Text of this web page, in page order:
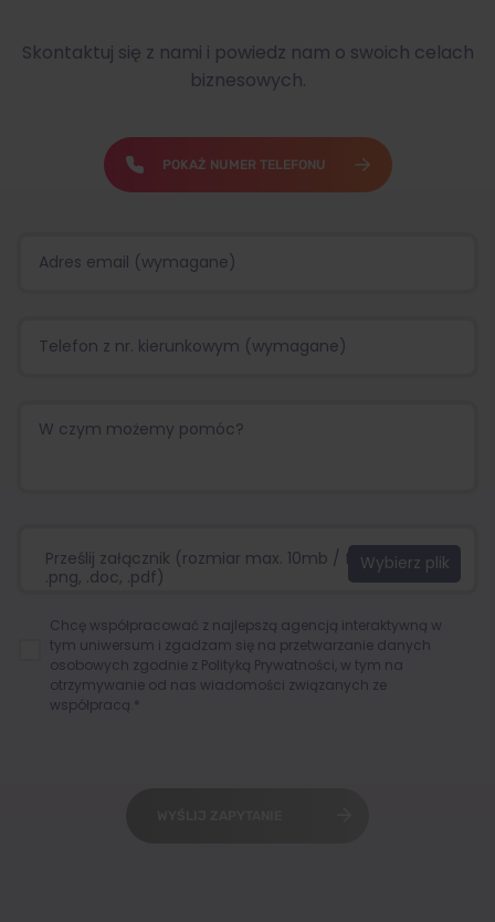
Skontaktuj się z nami i powiedz nam o swoich celach
biznesowych.
POKAŻ NUMER TELEFONU
Prześlij załącznik (rozmiar max. 10mb / format:.jpg,
.png, .doc, .pdf)
Chcę współpracować z najlepszą agencją interaktywną w
tym uniwersum i zgadzam się na przetwarzanie danych
osobowych zgodnie z Polityką Prywatności , w tym na
otrzymywanie od nas wiadomości związanych ze
współpracą.*